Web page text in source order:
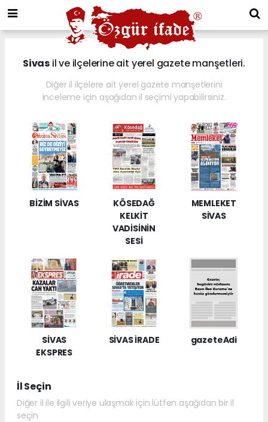
Sivasil ve ilçelerine ait yerel gazete manşetleri.
Diğer il ilçelere ait yerel gazete manşetlerini
inceleme için aşağıdan il seçimi yapabilirsiniz.
BİZİM SİVAS
KÖSEDAĞ
KELKİT
VADİSİNİN
SESİ
MEMLEKET
SİVAS
SİVAS
EKSPRES
SİVAS İRADE gazeteAdi
İl Seçin
Diğer il ile ilgili veriye ulaşmak için lütfen aşağıdan bir il
seçin